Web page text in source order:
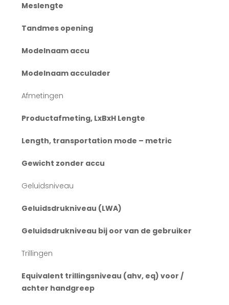
Meslengte
Tandmes opening
Modelnaam accu
Modelnaam acculader
Afmetingen
Productafmeting, LxBxH Lengte
Length, transportation mode – metric
Gewicht zonder accu
Geluidsniveau
Geluidsdrukniveau (LWA)
Geluidsdrukniveau bij oor van de gebruiker
Trillingen
Equivalent trillingsniveau (ahv, eq) voor /
achter handgreep